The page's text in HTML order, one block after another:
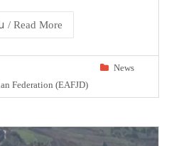
More
News
Federation (EAFJD)